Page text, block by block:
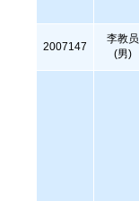
2007147
李教员
(男)